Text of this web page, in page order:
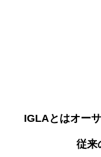
IGLAとはオー
従来